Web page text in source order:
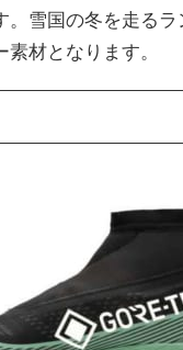
。雪国の冬を走るラ
材となります。